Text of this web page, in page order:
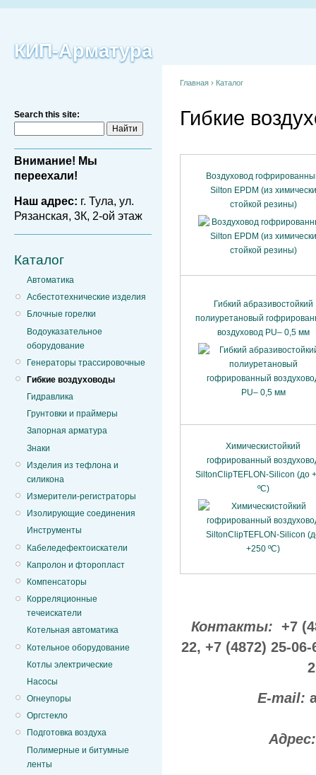
КИП-Арматура
Search this site:
Внимание! Мы
переехали!
Наш адрес: г. Тула, ул.
Рязанская, 3К, 2-ой этаж
Каталог
Автоматика
Асбестотехнические изделия
Блочные горелки
Водоуказательное
оборудование
Генераторы трассировочные
Гибкие воздуховоды
Гидравлика
Грунтовки и праймеры
Запорная арматура
Знаки
Изделия из тефлона и
силикона
Измерители-регистраторы
Изолирующие соединения
Инструменты
Кабеледефектоискатели
Капролон и фторопласт
Компенсаторы
Корреляционные
течеискатели
Котельная автоматика
Котельное оборудование
Котлы электрические
Насосы
Огнеупоры
Оргстекло
Подготовка воздуха
Полимерные и битумные
ленты
Главная › Каталог
Гибкие
Воздуховод
Silton EPDM (из химически
стойкой резины)
Гибкий абразивостойкий
полиуретановый
воздуховод PU– 0,5 мм
Химическистойкий
гофрированный
SiltonClipTEFLON-Silicon (до
ºС)
Контакты: +7
22, +7 (4872) 25-
E-mail: